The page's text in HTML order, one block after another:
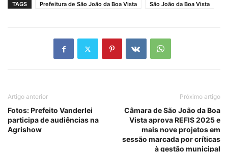
TAGS Prefeitura de São João da Boa Vista São João da Boa Vista
Artigo anterior
Fotos: Prefeito Vanderlei
participa de audiências na
Agrishow
Próximo artigo
Câmara de São João da Boa
Vista aprova REFIS 2025 e
mais nove projetos em
sessão marcada por críticas
à gestão municipal